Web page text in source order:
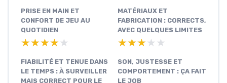
PRISE EN MAIN ET
CONFORT DE JEU AU
QUOTIDIEN
★★★★★
★★★★★
MATÉRIAUX ET
FABRICATION : CORRECTS,
AVEC QUELQUES LIMITES
★★★★★
★★★★★
FIABILITÉ ET TENUE DANS
LE TEMPS : À SURVEILLER
MAIS CORRECT POUR LE
SON, JUSTESSE ET
COMPORTEMENT : ÇA FAIT
LE JOB